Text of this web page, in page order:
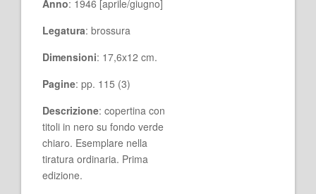
Anno: 1946 [aprile/giugno]
Legatura: brossura
Dimensioni: 17,6x12 cm.
Pagine: pp. 115 (3)
Descrizione: copertina con
titoli in nero su fondo verde
chiaro. Esemplare nella
tiratura ordinaria. Prima
edizione.